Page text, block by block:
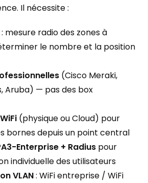
Il nécessite :
: mesure radio des zones à
le nombre et la position
(Cisco Meraki,
Aruba) — pas des box
(physique ou Cloud) pour
bornes depuis un point central
Enterprise + Radius pour
individuelle des utilisateurs
VLAN: WiFi entreprise / WiFi